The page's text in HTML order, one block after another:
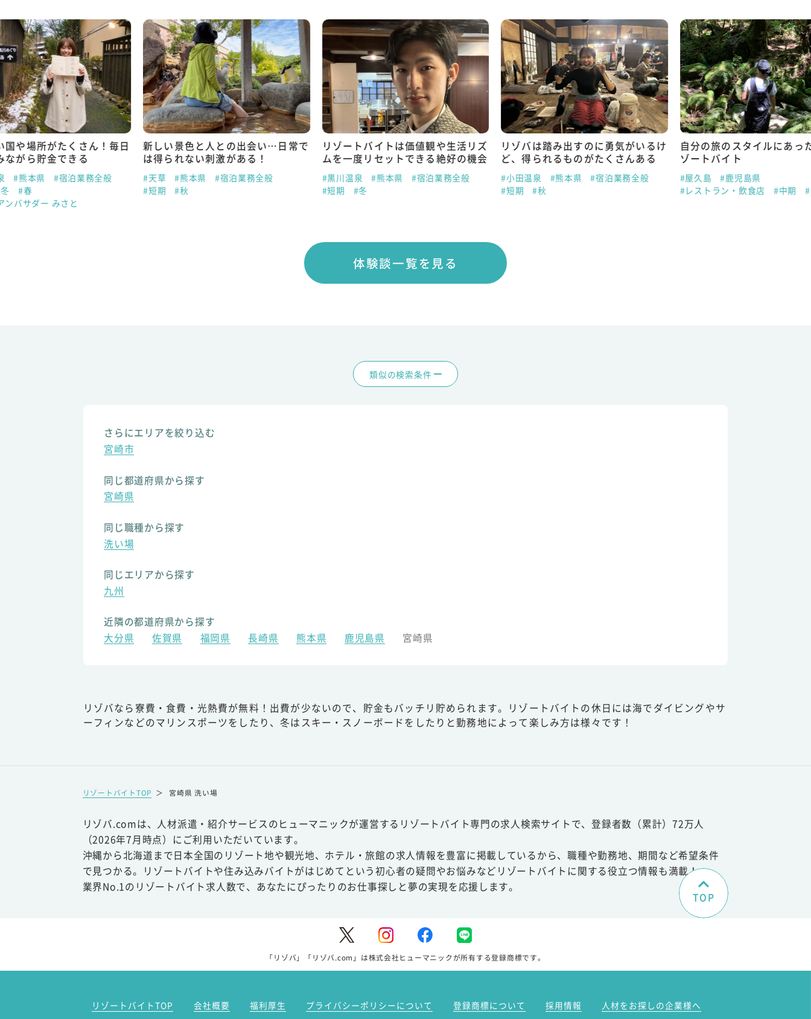
国や場所がたくさん！毎日
ながら貯金できる
#熊本県
#宿泊業務全般
#春
ンバサダー みさと
新しい景色と人との出会い…日常で
は得られない刺激がある！
#天草 #熊本県
#宿泊業務全般
#短期
#秋
リゾートバイトは価値観や生活リズ
ムを一度リセットできる絶好の機会
#黒川温泉 #熊本県
#宿泊業務全般
#短期
#冬
リゾバは踏み出すのに勇気がいるけ
ど、得られるものがたくさんある
#小田温泉 #熊本県
#宿泊業務全般
#短期
#秋
自分の旅のスタイルにあっ
ゾートバイト
#屋久島
#鹿児島県
#レストラン・飲食店
#中期
体験談一覧を見る
類似の検索条件
さらにエリアを絞り込む
宮崎市
同じ都道府県から探す
宮崎県
同じ職種から探す
洗い場
同じエリアから探す
九州
近隣の都道府県から探す
大分県
佐賀県 福岡県 長崎県 熊本県 鹿児島県 宮崎県
リゾバなら寮費・食費・光熱費が無料！出費が少ないので、貯金もバッチリ貯められます。リゾートバイトの休日には海でダイビングやサ
ーフィンなどのマリンスポーツをしたり、冬はスキー・スノーボードをしたりと勤務地によって楽しみ方は様々です！
リゾートバイトTOP ＞ 宮崎県 洗い場
リゾバ.comは、人材派遣・紹介サービスのヒューマニックが運営するリゾートバイト専門の求人検索サイトで、登録者数（累計）72万人
（2026年7月時点）にご利用いただいています。
沖縄から北海道まで日本全国のリゾート地や観光地、ホテル・旅館の求人情報を豊富に掲載しているから、職種や勤務地、期間など希望条件
で見つかる。リゾートバイトや住み込みバイトがはじめてという初心者の疑問やお悩みなどリゾートバイトに関する役立つ情報も満載！
業界No.1のリゾートバイト求人数で、あなたにぴったりのお仕事探しと夢の実現を応援します。
TOP
「リゾバ」「リゾバ.com」は株式会社ヒューマニックが所有する登録商標です。
リゾートバイトTOP 会社概要 福利厚生 プライバシーポリシーについて 登録商標について 採用情報
人材をお探しの企業様へ